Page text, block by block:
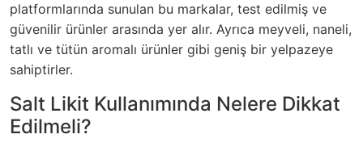
platformlarında sunulan bu markalar, test edilmiş ve
güvenilir ürünler arasında yer alır. Ayrıca meyveli, naneli,
tatlı ve tütün aromalı ürünler gibi geniş bir yelpazeye
sahiptirler.
Salt Likit Kullanımında Nelere Dikkat
Edilmeli?